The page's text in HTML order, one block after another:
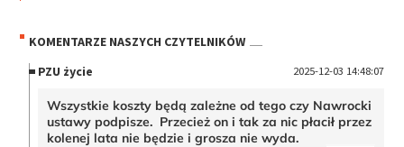
KOMENTARZE NASZYCH CZYTELNIKÓW
PZU życie
2025-12-03 14:48:07
Wszystkie koszty będą zależne od tego czy Nawrocki
ustawy podpisze. Przecież on i tak za nic płacił przez
kolenej lata nie będzie i grosza nie wyda.